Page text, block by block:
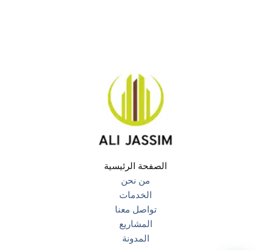
الصفحة الرئيسية
من نحن
الخدمات
تواصل معنا
المشاريع
المدونة